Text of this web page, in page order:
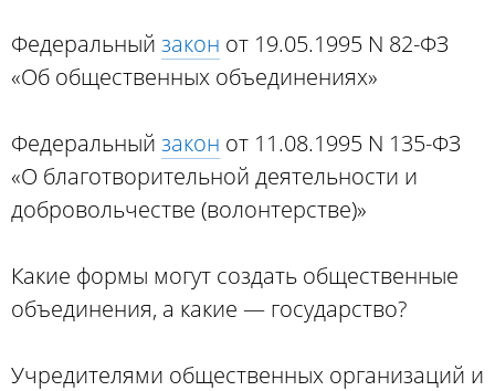
Федеральный закон от 19.05.1995 N 82-ФЗ
«Об общественных объединениях»
Федеральный закон от 11.08.1995 N 135-ФЗ
«О благотворительной деятельности и
добровольчестве (волонтерстве)»
Какие формы могут создать общественные
объединения, а какие — государство?
Учредителями общественных организаций и